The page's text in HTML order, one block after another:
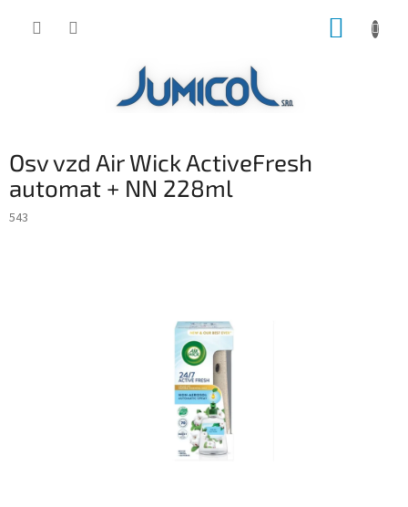
Osv vzd Air Wick ActiveFresh
automat + NN 228ml
543